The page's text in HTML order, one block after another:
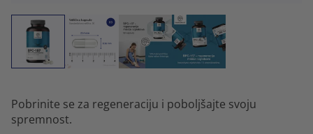
Pobrinite se za regeneraciju i poboljšajte svoju
spremnost.